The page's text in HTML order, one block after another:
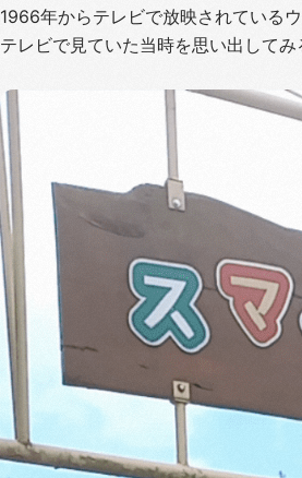
1966年からテレビで放映されている
テレビで見ていた当時を思い出してみ